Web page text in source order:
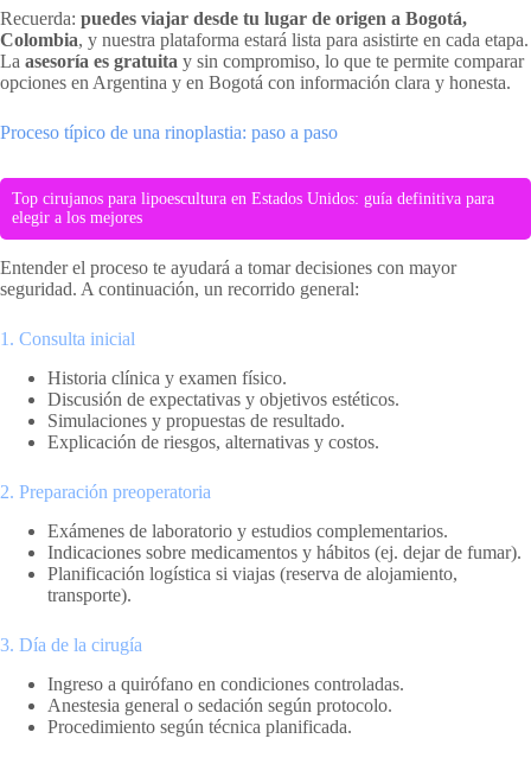
Recuerda: puedes viajar desde tu lugar de origen a Bogotá,
Colombia, y nuestra plataforma estará lista para asistirte en cada etapa.
La asesoría es gratuita y sin compromiso, lo que te permite comparar
opciones en Argentina y en Bogotá con información clara y honesta.
Proceso típico de una rinoplastia: paso a paso
Top cirujanos para lipoescultura en Estados Unidos: guía definitiva para
elegir a los mejores
Entender el proceso te ayudará a tomar decisiones con mayor
seguridad. A continuación, un recorrido general:
1. Consulta inicial
Historia clínica y examen físico.
Discusión de expectativas y objetivos estéticos.
Simulaciones y propuestas de resultado.
Explicación de riesgos, alternativas y costos.
2. Preparación preoperatoria
Exámenes de laboratorio y estudios complementarios.
Indicaciones sobre medicamentos y hábitos (ej. dejar de fumar).
Planificación logística si viajas (reserva de alojamiento,
transporte).
3. Día de la cirugía
Ingreso a quirófano en condiciones controladas.
Anestesia general o sedación según protocolo.
Procedimiento según técnica planificada.